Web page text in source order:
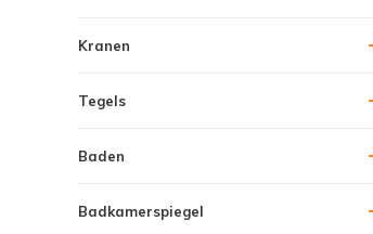
Kranen
Tegels
Baden
Badkamerspiegel